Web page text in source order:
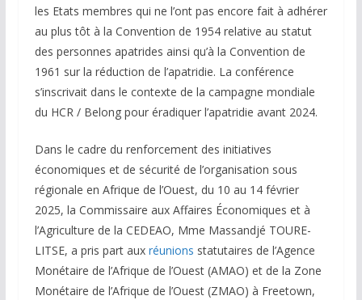
les Etats membres qui ne l’ont pas encore fait à adhérer
au plus tôt à la Convention de 1954 relative au statut
des personnes apatrides ainsi qu’à la Convention de
1961 sur la réduction de l’apatridie. La conférence
s’inscrivait dans le contexte de la campagne mondiale
du HCR / Belong pour éradiquer l’apatridie avant 2024.
Dans le cadre du renforcement des initiatives
économiques et de sécurité de l’organisation sous
régionale en Afrique de l’Ouest, du 10 au 14 février
2025, la Commissaire aux Affaires Économiques et à
l’Agriculture de la CEDEAO, Mme Massandjé TOURE-
LITSE, a pris part aux réunions statutaires de l’Agence
Monétaire de l’Afrique de l’Ouest (AMAO) et de la Zone
Monétaire de l’Afrique de l’Ouest (ZMAO) à Freetown,